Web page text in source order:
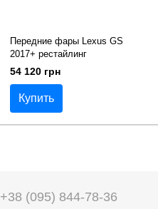
Передние фары Lexus GS
2017+ рестайлинг
54 120 грн
Купить
+38 (095) 844-78-36